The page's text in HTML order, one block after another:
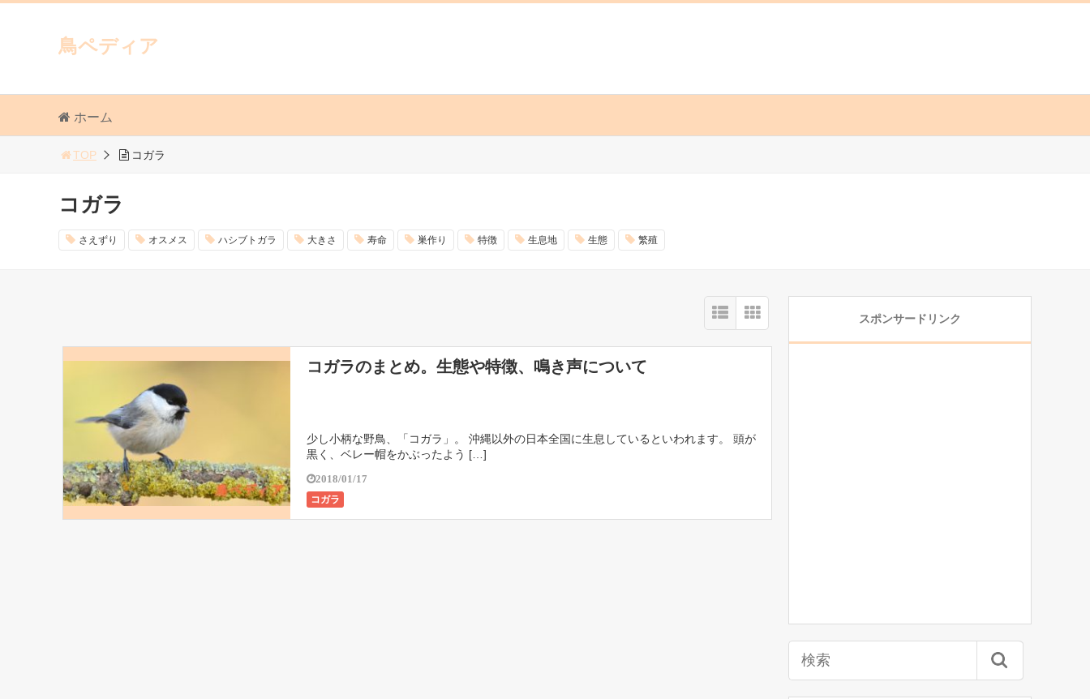
鳥ペディア
ホーム
TOP コガラ
コガラ
さえずり オスメス ハシブトガラ 大きさ 寿命 巣作り 特徴 生息地 生態 繁殖
コガラのまとめ。生態や特徴、鳴き声について
少し小柄な野鳥、「コガラ」。 沖縄以外の日本全国に生息しているといわれます。 頭が
黒く、ベレー帽をかぶったよう […]
2018/01/17
コガラ
スポンサードリンク